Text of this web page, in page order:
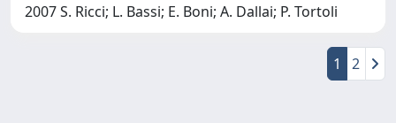
2007 S. Ricci; L. Bassi; E. Boni; A. Dallai; P. Tortoli
1 2